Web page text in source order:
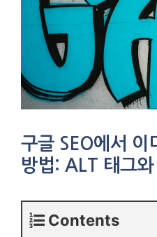
구글 SEO에서 이
방법: ALT 태그와
Contents